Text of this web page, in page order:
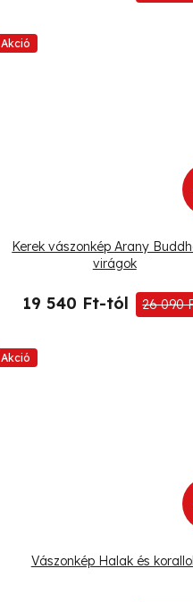
Akció
Kerek vászonkép Arany
virágok
19 540 Ft-tól 26 090
Akció
Vászonkép Halak és